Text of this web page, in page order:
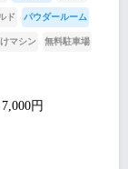
ド パウダールーム
マシン 無料駐車場
円